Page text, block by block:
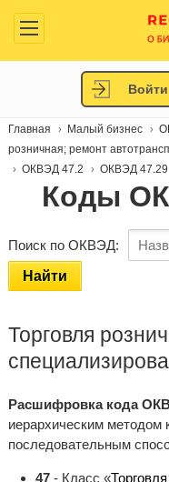
Войти
Главная Малый бизнес
розничная; ремонт
ОКВЭД 47.2
ОКВЭД 47.29
Коды
Поиск по ОКВЭД:
Найти
Торговля
Расшифровка кода
иерархическим методом
последовательным
47- Класс «